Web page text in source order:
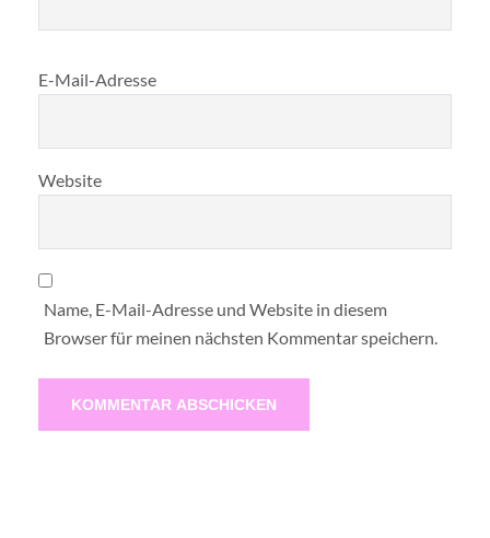
E-Mail-Adresse
Website
Name, E-Mail-Adresse und Website in diesem
Browser für meinen nächsten Kommentar speichern.